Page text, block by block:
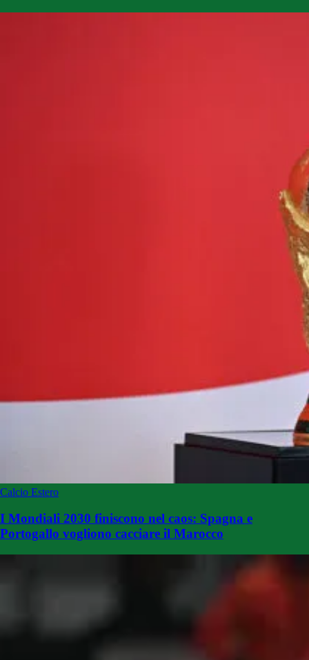
Calcio Estero
I Mondiali 2030 finiscono nel caos: Spagna e
Portogallo vogliono cacciare il Marocco